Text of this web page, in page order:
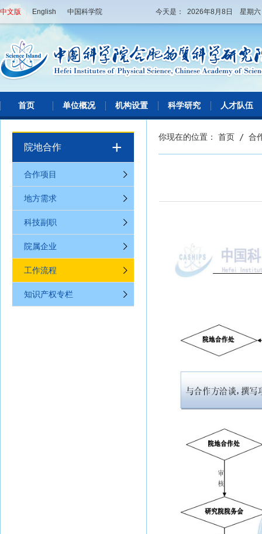
中文版 English 中国科学院 今天是： 2026年8月8日 星期
首页 单位概况 机构设置 科学研究 人才队伍
院地合作 +
合作项目
地方需求
科技副职
院属企业
工作流程
知识产权专栏
你现在的位置： 首页 / 合